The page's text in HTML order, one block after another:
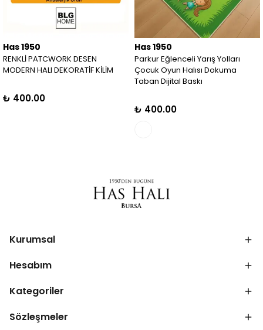
Has 1950
RENKLİ PATCWORK DESEN
MODERN HALI DEKORATİF KİLİM
₺ 400.00
Has 1950
Parkur Eğlenceli Yarış Yolları
Çocuk Oyun Halısı Dokuma
Taban Dijital Baskı
₺ 400.00
Kurumsal
Hesabım
Kategoriler
Sözleşmeler